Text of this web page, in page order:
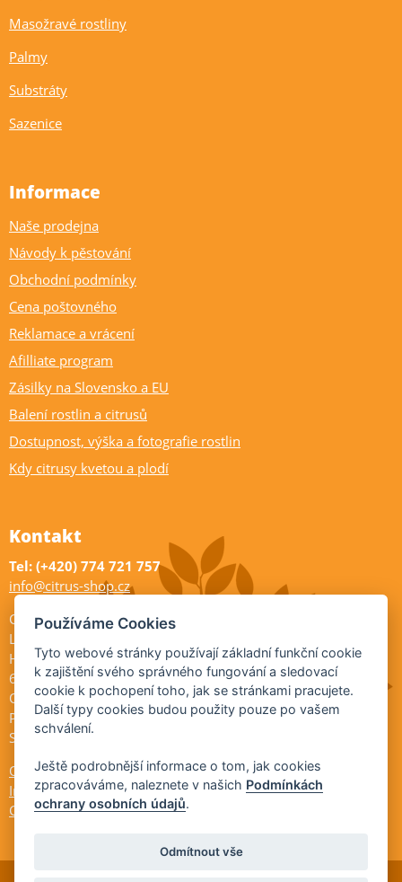
Masožravé rostliny
Palmy
Substráty
Sazenice
Informace
Naše prodejna
Návody k pěstování
Obchodní podmínky
Cena poštovného
Reklamace a vrácení
Afilliate program
Zásilky na Slovensko a EU
Balení rostlin a citrusů
Dostupnost, výška a fotografie rostlin
Kdy citrusy kvetou a plodí
Kontakt
Tel: (+420) 774 721 757
info@citrus-shop.cz
Citrus shop zahradnictví
Legionářů 2
Hodonín
695 01
Otevřeno:
Po-Pá 9-17
So 9-11:30
Ochrana osobních údajů
Informace ÚKZÚZ
Cookies
Používáme Cookies
Tyto webové stránky používají základní funkční cookie
k zajištění svého správného fungování a sledovací
cookie k pochopení toho, jak se stránkami pracujete.
Další typy cookies budou použity pouze po vašem
schválení.
Ještě podrobnější informace o tom, jak cookies
zpracováváme, naleznete v našich Podmínkách
ochrany osobních údajů.
Odmítnout vše